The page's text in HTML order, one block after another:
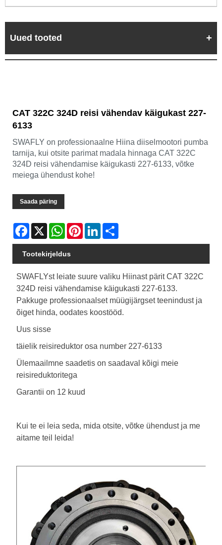
Uued tooted
CAT 322C 324D reisi vähendav käigukast 227-
6133
SWAFLY on professionaalne Hiina diiselmootori pumba
tarnija, kui otsite parimat madala hinnaga CAT 322C
324D reisi vähendamise käigukasti 227-6133, võtke
meiega ühendust kohe!
Saada päring
Facebook
X WhatsAppPinterestLinkedIn
Tootekirjeldus
SWAFLYst leiate suure valiku Hiinast pärit CAT 322C
324D reisi vähendamise käigukasti 227-6133.
Pakkuge professionaalset müügijärgset teenindust ja
õiget hinda, oodates koostööd.
Uus sisse
täielik reisireduktor osa number 227-6133
Ülemaailmne saadetis on saadaval kõigi meie
reisireduktoritega
Garantii on 12 kuud
Kui te ei leia seda, mida otsite, võtke ühendust ja me
aitame teil leida!